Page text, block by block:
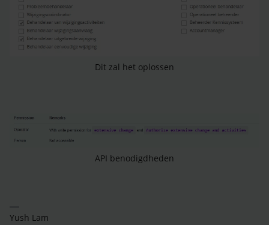
Dit zal het oplossen
API benodigdheden
Yush Lam